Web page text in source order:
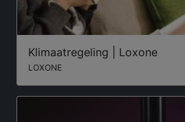
Klimaatregeling | Loxone
LOXONE